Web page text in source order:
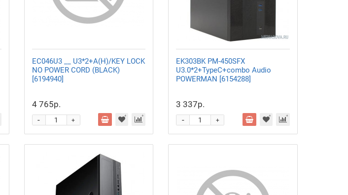
EC046U3 __ U3*2+A(H)/KEY LOCK
NO POWER CORD (BLACK)
[6194940]
4 765р.
+
-
EK303BK PM-450SFX
U3.0*2+TypeC+combo Audio
POWERMAN [6154288]
3 337р.
+
-